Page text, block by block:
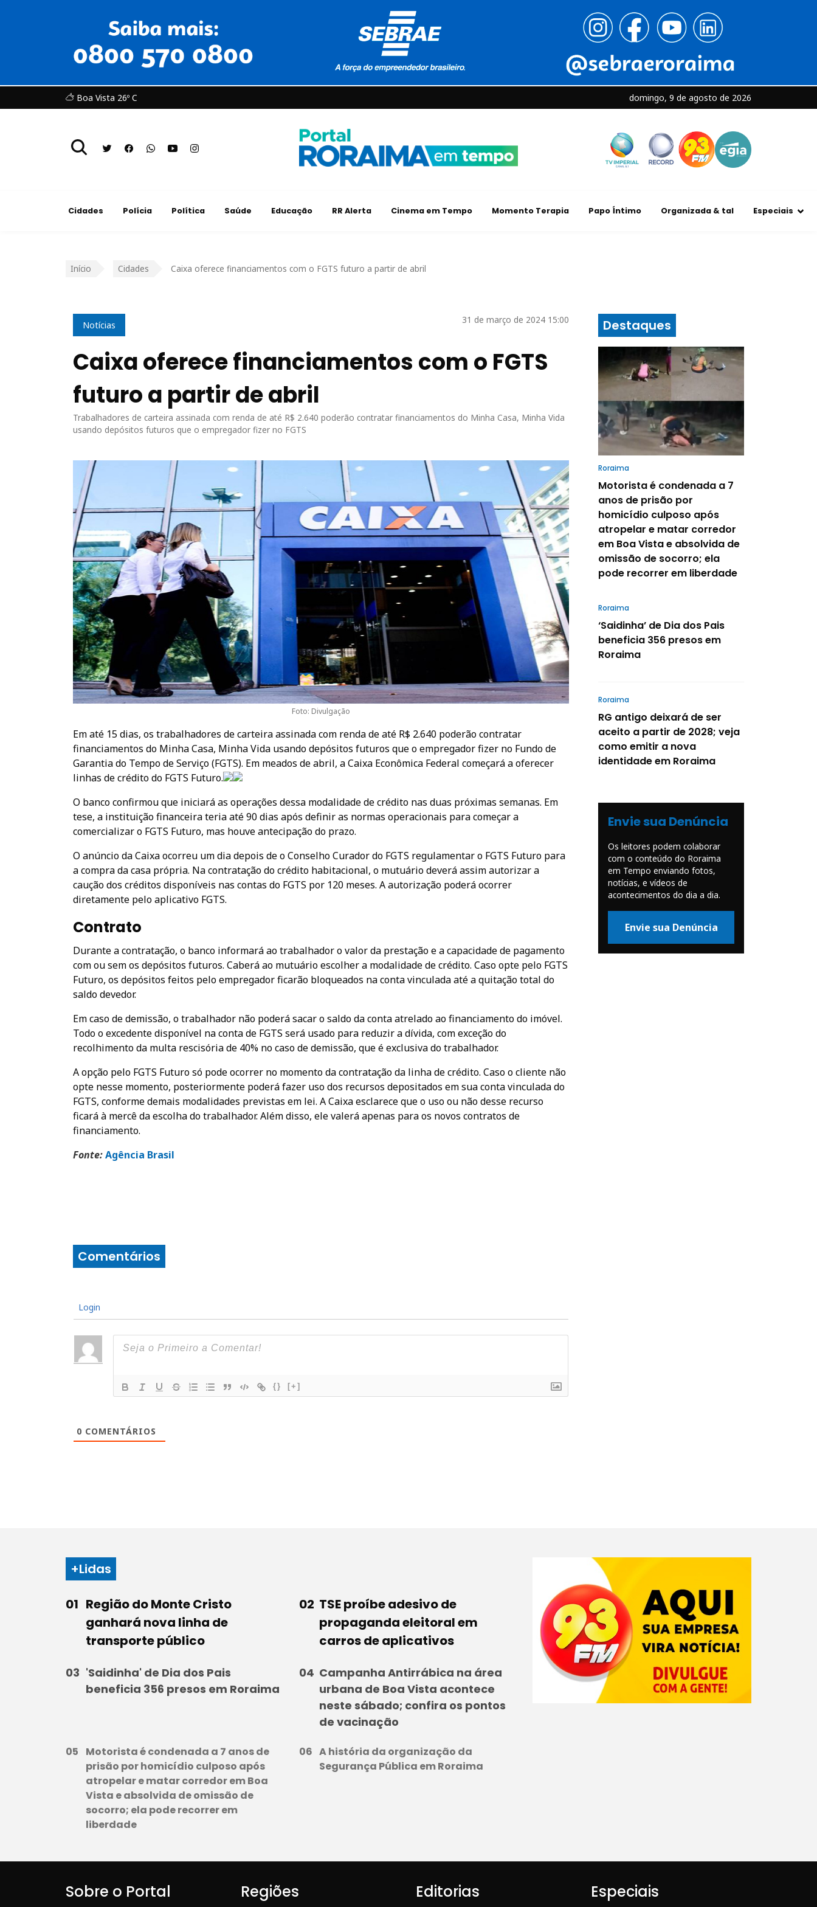
Boa Vista 26º C domingo, 9 de agosto de 2026
Cidades Polícia Política Saúde Educação RR Alerta Cinema em Tempo Momento Terapia Papo Íntimo Organizada & tal Especiais
Início Cidades Caixa oferece financiamentos com o FGTS futuro a partir de abril
Notícias 31 de março de 2024 15:00
Caixa oferece financiamentos com o FGTS
futuro a partir de abril
Trabalhadores de carteira assinada com renda de até R$ 2.640 poderão contratar financiamentos do Minha Casa, Minha Vida
usando depósitos futuros que o empregador fizer no FGTS
Foto: Divulgação
Em até 15 dias, os trabalhadores de carteira assinada com renda de até R$ 2.640 poderão contratar
financiamentos do Minha Casa, Minha Vida usando depósitos futuros que o empregador fizer no Fundo de
Garantia do Tempo de Serviço (FGTS). Em meados de abril, a Caixa Econômica Federal começará a oferecer
linhas de crédito do FGTS Futuro.
O banco confirmou que iniciará as operações dessa modalidade de crédito nas duas próximas semanas. Em
tese, a instituição financeira teria até 90 dias após definir as normas operacionais para começar a
comercializar o FGTS Futuro, mas houve antecipação do prazo.
O anúncio da Caixa ocorreu um dia depois de o Conselho Curador do FGTS regulamentar o FGTS Futuro para
a compra da casa própria. Na contratação do crédito habitacional, o mutuário deverá assim autorizar a
caução dos créditos disponíveis nas contas do FGTS por 120 meses. A autorização poderá ocorrer
diretamente pelo aplicativo FGTS.
Contrato
Durante a contratação, o banco informará ao trabalhador o valor da prestação e a capacidade de pagamento
com ou sem os depósitos futuros. Caberá ao mutuário escolher a modalidade de crédito. Caso opte pelo FGTS
Futuro, os depósitos feitos pelo empregador ficarão bloqueados na conta vinculada até a quitação total do
saldo devedor.
Em caso de demissão, o trabalhador não poderá sacar o saldo da conta atrelado ao financiamento do imóvel.
Todo o excedente disponível na conta de FGTS será usado para reduzir a dívida, com exceção do
recolhimento da multa rescisória de 40% no caso de demissão, que é exclusiva do trabalhador.
A opção pelo FGTS Futuro só pode ocorrer no momento da contratação da linha de crédito. Caso o cliente não
opte nesse momento, posteriormente poderá fazer uso dos recursos depositados em sua conta vinculada do
FGTS, conforme demais modalidades previstas em lei. A Caixa esclarece que o uso ou não desse recurso
ficará à mercê da escolha do trabalhador. Além disso, ele valerá apenas para os novos contratos de
financiamento.
Fonte:Agência Brasil
Comentários
Login
{} [+]
0 COMENTÁRIOS
Destaques
Roraima
Motorista é condenada a 7
anos de prisão por
homicídio culposo após
atropelar e matar corredor
em Boa Vista e absolvida de
omissão de socorro; ela
pode recorrer em liberdade
Roraima
‘Saidinha’ de Dia dos Pais
beneficia 356 presos em
Roraima
Roraima
RG antigo deixará de ser
aceito a partir de 2028; veja
como emitir a nova
identidade em Roraima
Envie sua Denúncia
Os leitores podem colaborar
com o conteúdo do Roraima
em Tempo enviando fotos,
notícias, e vídeos de
acontecimentos do dia a dia.
Envie sua Denúncia
+Lidas
Região do Monte Cristo
ganhará nova linha de
transporte público
TSE proíbe adesivo de
propaganda eleitoral em
carros de aplicativos
'Saidinha' de Dia dos Pais
beneficia 356 presos em Roraima
Campanha Antirrábica na área
urbana de Boa Vista acontece
neste sábado; confira os pontos
de vacinação
Motorista é condenada a 7 anos de
prisão por homicídio culposo após
atropelar e matar corredor em Boa
Vista e absolvida de omissão de
socorro; ela pode recorrer em
liberdade
A história da organização da
Segurança Pública em Roraima
Sobre o Portal Regiões Editorias Especiais